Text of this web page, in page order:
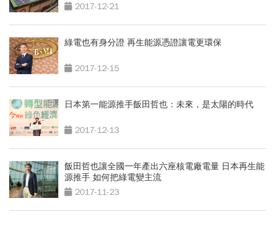
2017-12-21
綠電也有身分證 再生能源憑證讓電更環保
2017-12-15
日本第一能源推手飯田哲也：未來，是太陽的時代
2017-12-13
飯田哲也讓全國一年產出六座核電廠電量 日本再生能
源推手 如何把綠電變主流
2017-11-23